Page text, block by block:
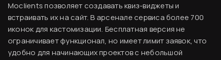
Moclients позволяет создавать квиз-виджеты и
встраивать их на сайт. В арсенале сервиса более 700
иконок для кастомизации. Бесплатная версия не
ограничивает функционал, но имеет лимит заявок, что
удобно для начинающих проектов с небольшой